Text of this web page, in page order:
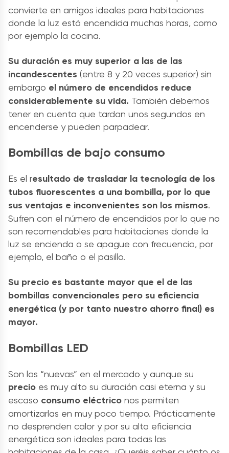
convierte en amigos ideales para habitaciones
donde la luz está encendida muchas horas, como
por ejemplo la cocina.
Su duración es muy superior a las de las
incandescentes (entre 8 y 20 veces superior) sin
embargo el número de encendidos reduce
considerablemente su vida. También debemos
tener en cuenta que tardan unos segundos en
encenderse y pueden parpadear.
Bombillas de bajo consumo
Es el resultado de trasladar la tecnología de los
tubos fluorescentes a una bombilla, por lo que
sus ventajas e inconvenientes son los mismos.
Sufren con el número de encendidos por lo que no
son recomendables para habitaciones donde la
luz se encienda o se apague con frecuencia, por
ejemplo, el baño o el pasillo.
Su precio es bastante mayor que el de las
bombillas convencionales pero su eficiencia
energética (y por tanto nuestro ahorro final) es
mayor.
Bombillas LED
Son las “nuevas” en el mercado y aunque su
precio es muy alto su duración casi eterna y su
escaso consumo eléctrico nos permiten
amortizarlas en muy poco tiempo. Prácticamente
no desprenden calor y por su alta eficiencia
energética son ideales para todas las